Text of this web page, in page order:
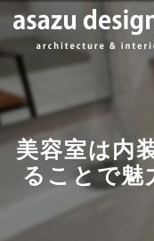
美容室は内
ることで魅